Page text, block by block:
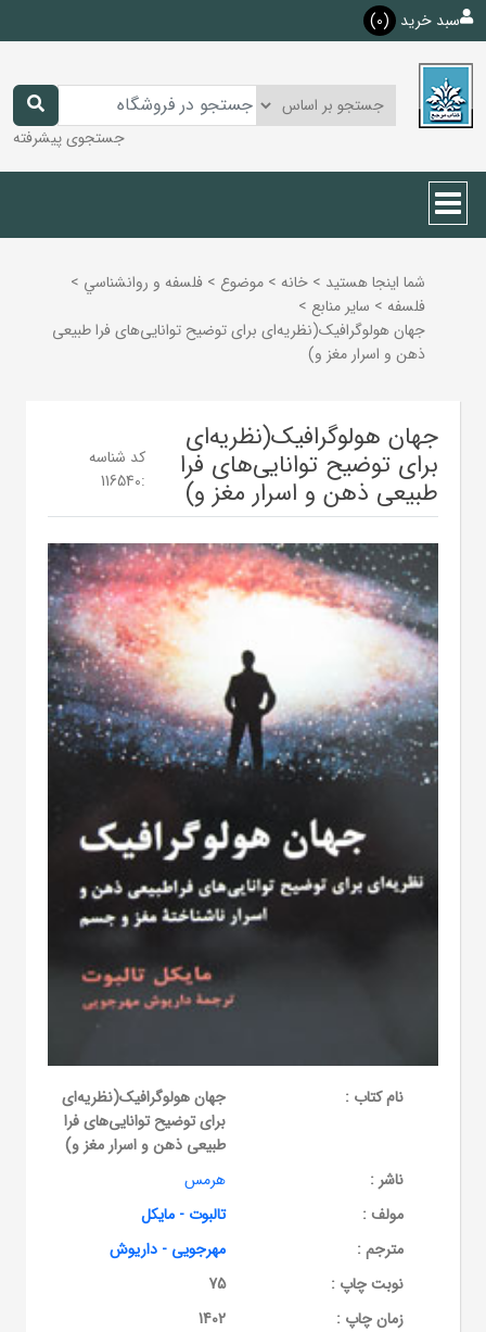
سبد خرید (0)
جستجوی پیشرفته
شما اینجا هستید > خانه > موضوع > فلسفه و روانشناسي >
فلسفه > ساير منابع >
جهان هولوگرافیک(نظریه‌ای برای توضیح توانایی‌های فرا طبیعی
ذهن و اسرار مغز و)
جهان هولوگرافیک(نظریه‌ای
برای توضیح توانایی‌های فرا
طبیعی ذهن و اسرار مغز و)
کد شناسه
:
116540
نام کتاب :
جهان هولوگرافیک(نظریه‌ای
برای توضیح توانایی‌های فرا
طبیعی ذهن و اسرار مغز و)
ناشر :
هرمس
مولف :
تالبوت - مایکل
مترجم :
مهرجویی - داریوش
نوبت چاپ :
75
زمان چاپ :
1402